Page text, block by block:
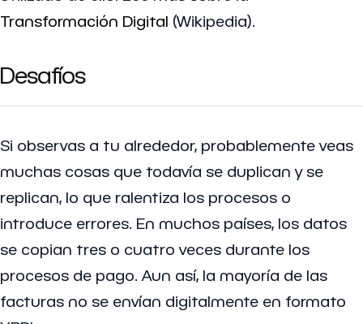
Transformación Digital (Wikipedia).
Desafíos
Si observas a tu alrededor, probablemente veas
muchas cosas que todavía se duplican y se
replican, lo que ralentiza los procesos o
introduce errores. En muchos países, los datos
se copian tres o cuatro veces durante los
procesos de pago. Aun así, la mayoría de las
facturas no se envían digitalmente en formato